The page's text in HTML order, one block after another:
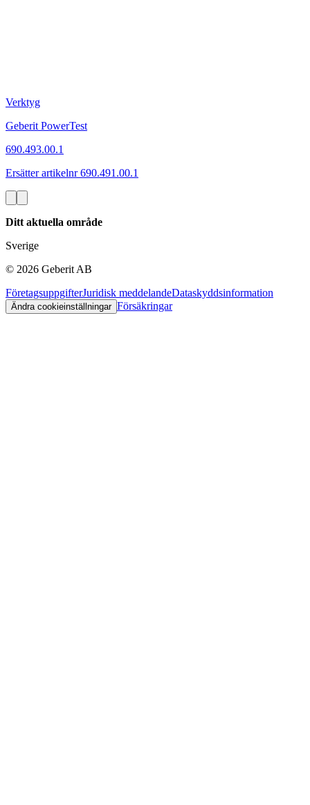
Verktyg
Geberit PowerTest
690.493.00.1
Ersätter artikelnr 690.491.00.1
Ditt aktuella område
Sverige
© 2026 Geberit AB
FöretagsuppgifterJuridisk meddelandeDataskyddsinformation
Ändra cookieinställningar Försäkringar